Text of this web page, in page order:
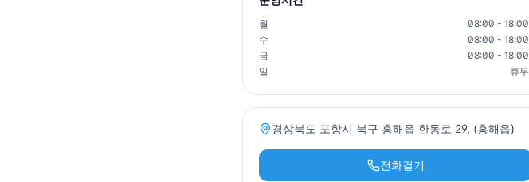
월 08:00 - 18:00
수
08:00 - 18:00
금
08:00 - 18:00
일
휴무
경상북도 포항시 북구 흥해읍 한동로 29, (흥해읍)
전화걸기